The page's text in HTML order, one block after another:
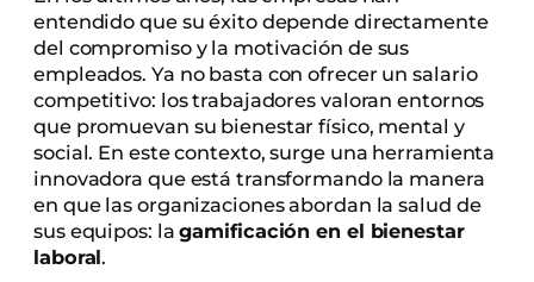
entendido que su éxito depende directamente
del compromiso y la motivación de sus
empleados. Ya no basta con ofrecer un salario
competitivo: los trabajadores valoran entornos
que promuevan su bienestar físico, mental y
social. En este contexto, surge una herramienta
innovadora que está transformando la manera
en que las organizaciones abordan la salud de
sus equipos: lagamificación en el bienestar
laboral.